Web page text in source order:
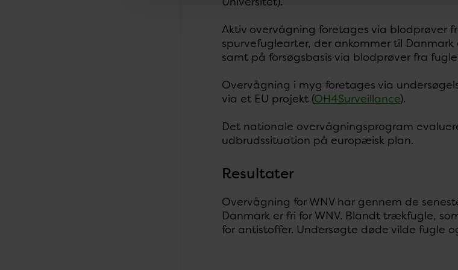
Aktiv overvågning foretages via
spurvefuglearter, der ankommer til
samt på forsøgsbasis via blodprøver fra
Overvågning i myg foretages via
via et EU projekt (OH4Surveillance).
Det nationale overvågningsprogram
udbrudssituation på europæisk plan.
Resultater
Overvågning for WNV har gennem de
Danmark er fri for WNV. Blandt trækfugle,
for antistoffer. Undersøgte døde vilde fugle